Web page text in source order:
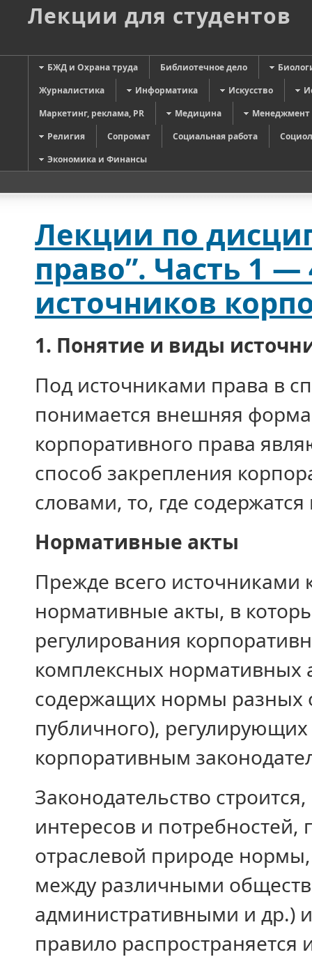
Лекции для студентов
БЖД и Охрана труда Библиотечное дело
Журналистика
Информатика Искусство
Маркетинг, реклама, PR
Медицина
Менеджмент
Религия
Сопромат Социальная работа
Экономика и Финансы
Лекции по
право”. Часть 1
источников
1. Понятие и виды
Под источниками права в
понимается внешняя
корпоративного права
способ закрепления
словами, то, где
Нормативные акты
Прежде всего источниками
нормативные акты, в
регулирования
комплексных нормативных
содержащих нормы разных
публичного),
корпоративным
Законодательство
интересов и
отраслевой природе
между различными
административными и др.)
правило распространяется